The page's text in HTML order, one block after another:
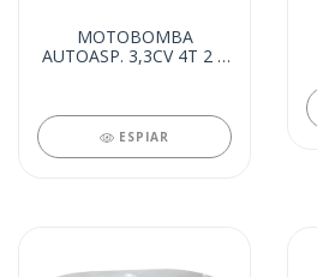
MOTOBOMBA
AUTOASP. 3,3CV 4T 2 X
ESPIAR